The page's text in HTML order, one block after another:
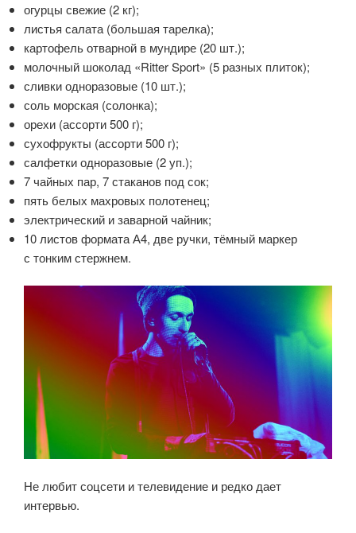
огурцы свежие (2 кг);
листья салата (большая тарелка);
картофель отварной в мундире (20 шт.);
молочный шоколад «Ritter Sport» (5 разных плиток);
сливки одноразовые (10 шт.);
соль морская (солонка);
орехи (ассорти 500 г);
сухофрукты (ассорти 500 г);
салфетки одноразовые (2 уп.);
7 чайных пар, 7 стаканов под сок;
пять белых махровых полотенец;
электрический и заварной чайник;
10 листов формата А4, две ручки, тёмный маркер
с тонким стержнем.
Не любит соцсети и телевидение и редко дает
интервью.